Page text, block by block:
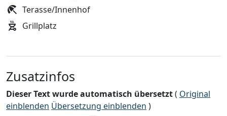
Terasse/Innenhof
Grillplatz
Zusatzinfos
Dieser Text wurde automatisch übersetzt( Original
einblenden Übersetzung einblenden )